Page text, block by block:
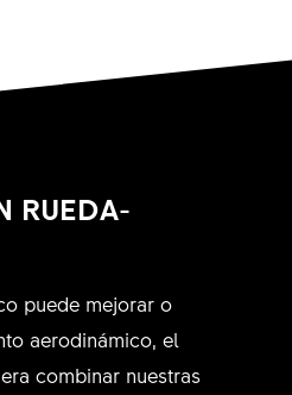
RUEDA-
puede mejorar o
aerodinámico, el
combinar nuestras